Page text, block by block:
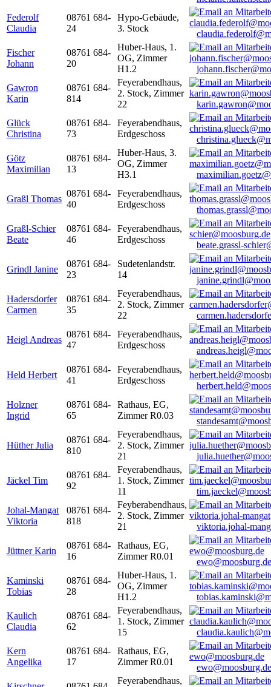
Federolf
Claudia
08761 684-
24
Hypo-Gebäude,
3. Stock
Fischer
Johann
08761 684-
20
Huber-Haus, 1.
OG, Zimmer
H1.2
Gawron
Karin
08761 684-
814
Feyerabendhaus,
2. Stock, Zimmer
22
Glück
Christina
08761 684-
73
Feyerabendhaus,
Erdgeschoss
Götz
Maximilian
08761 684-
13
Huber-Haus, 3.
OG, Zimmer
H3.1
Graßl Thomas
08761 684-
40
Feyerabendhaus,
Erdgeschoss
Graßl-Schier
Beate
08761 684-
46
Feyerabendhaus,
Erdgeschoss
beate.grassl-
Grindl Janine
08761 684-
23
Sudetenlandstr.
14
Hadersdorfer
Carmen
08761 684-
35
Feyerabendhaus,
2. Stock, Zimmer
22
Heigl Andreas
08761 684-
47
Feyerabendhaus,
Erdgeschoss
Held Herbert
08761 684-
41
Feyerabendhaus,
Erdgeschoss
Holzner
Ingrid
08761 684-
65
Rathaus, EG,
Zimmer R0.03
Hüther Julia
08761 684-
810
Feyerabendhaus,
2. Stock, Zimmer
21
Jäckel Tim
08761 684-
92
Feyerabendhaus,
1. Stock, Zimmer
11
Johal-Mangat
Viktoria
08761 684-
818
Feyberabendhaus,
2. Stock, Zimmer
21
viktoria.johal-
Jüttner Karin
08761 684-
16
Rathaus, EG,
Zimmer R0.01
ewo@moosburg.de
Kaminski
Tobias
08761 684-
28
Huber-Haus, 1.
OG, Zimmer
H1.2
Kaulich
Claudia
08761 684-
62
Feyerabendhaus,
1. Stock, Zimmer
15
Kern
Angelika
08761 684-
17
Rathaus, EG,
Zimmer R0.01
ewo@moosburg.de
Feyerabendhaus,